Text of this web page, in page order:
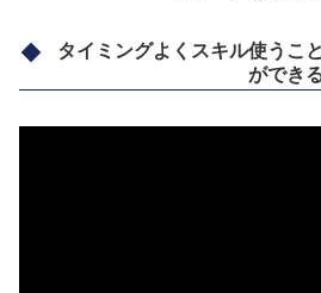
タイミングよくスキル使うこ
ができ